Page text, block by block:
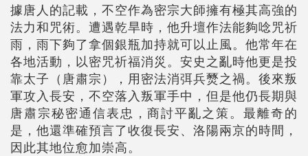
據唐人的記載，不空作為密宗大師擁有極其高強的
法力和咒術。遭遇乾旱時，他升壇作法能夠唸咒祈
雨，雨下夠了拿個銀瓶加持就可以止風。他常年在
各地活動，以密咒祈福消災。安史之亂時他更是投
靠太子（唐肅宗），用密法消弭兵燹之禍。後來叛
軍攻入長安，不空落入叛軍手中，但是他仍長期與
唐肅宗秘密通信表忠，商討平亂之策。最離奇的
是，他還準確預言了收復長安、洛陽兩京的時間，
因此其地位愈加崇高。